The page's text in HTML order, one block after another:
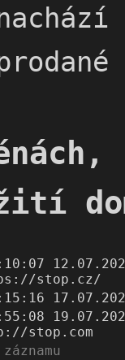
stop.cz/
stop.com